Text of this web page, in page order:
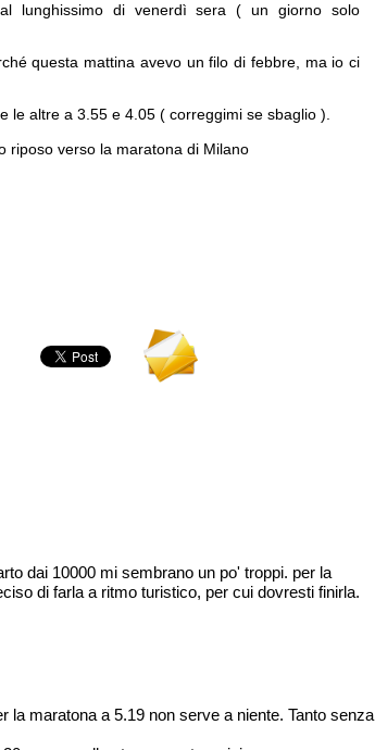
lunghissimo di venerdì sera ( un giorno solo
questa mattina avevo un filo di febbre, ma io ci
le altre a 3.55 e 4.05 ( correggimi se sbaglio ).
riposo verso la maratona di Milano
dai 10000 mi sembrano un po' troppi. per la
di farla a ritmo turistico, per cui dovresti finirla.
la maratona a 5.19 non serve a niente. Tanto senza